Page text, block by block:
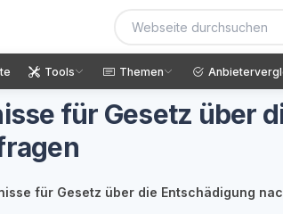
Tools Themen
für Gesetz über
für Gesetz über die Entschädigung